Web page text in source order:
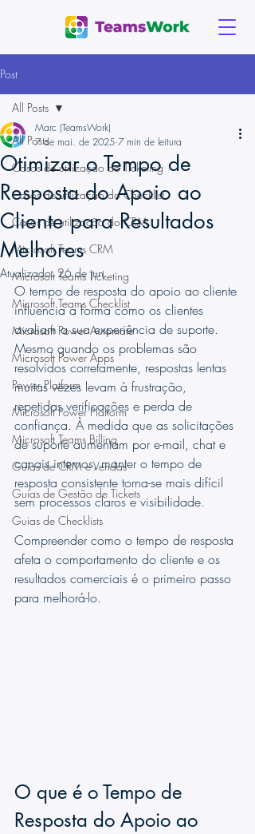
Post
All Posts
Casos de utilização do Ticketing
Casos de utilização do Checklist
Casos de utilização do CRM
Microsoft Teams CRM
Microsoft Teams Ticketing
Microsoft Teams Checklist
Microsoft Power Automate
Microsoft Power Apps
Power Platform
Microsoft Power Platform
Microsoft Teams Billing
Guias de CRM e Vendas
Guias de Gestão de Tickets
Guias de Checklists
All Posts
Otimizar o Tempo de
Resposta do Apoio ao
Cliente para Resultados
Melhores
Marc (TeamsWork)
7 de mai. de 2025 7 min de leitura
Atualizado: 26 de jun.
O tempo de resposta do apoio ao cliente
influencia a forma como os clientes
avaliam a sua experiência de suporte.
Mesmo quando os problemas são
resolvidos corretamente, respostas lentas
muitas vezes levam à frustração,
repetidas verificações e perda de
confiança. À medida que as solicitações
de suporte aumentam por e-mail, chat e
canais internos, manter o tempo de
resposta consistente torna-se mais difícil
sem processos claros e visibilidade.
Compreender como o tempo de resposta
afeta o comportamento do cliente e os
resultados comerciais é o primeiro passo
para melhorá-lo.
O que é o Tempo de
Resposta do Apoio ao